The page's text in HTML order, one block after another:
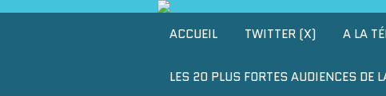
ACCUEIL TWITTER (X) A LA
LES 20 PLUS FORTES AUDIENCES DE